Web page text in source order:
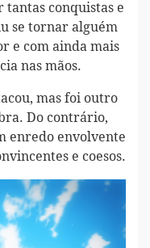
conquistas e
se tornar alguém
e com ainda mais
nas mãos.
mas foi outro
Do contrário,
enredo envolvente
e coesos.